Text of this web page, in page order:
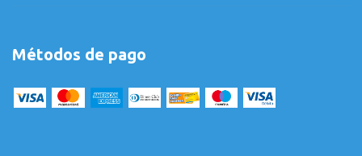
Métodos de pago